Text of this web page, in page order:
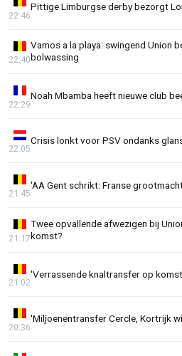
Pittige Limburgse derby bezorgt
22:46
Vamos a la playa: swingend Union
bolwassing
22:40
Noah Mbamba heeft nieuwe club
22:29
Crisis lonkt voor PSV ondanks
22:05
'AA Gent schrikt: Franse
21:45
Twee opvallende afwezigen bij
komst?
21:17
'Verrassende knaltransfer op
21:02
'Miljoenentransfer Cercle, Kortrijk
20:36